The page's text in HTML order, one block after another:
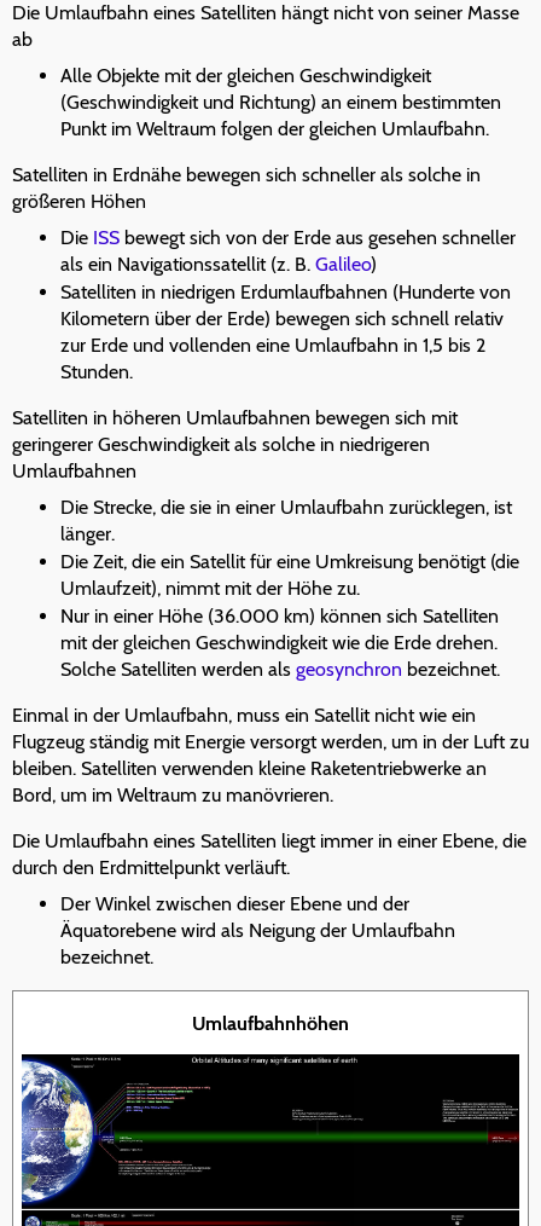
Die Umlaufbahn eines Satelliten hängt nicht von seiner Masse
ab
Alle Objekte mit der gleichen Geschwindigkeit
(Geschwindigkeit und Richtung) an einem bestimmten
Punkt im Weltraum folgen der gleichen Umlaufbahn.
Satelliten in Erdnähe bewegen sich schneller als solche in
größeren Höhen
Die ISS bewegt sich von der Erde aus gesehen schneller
als ein Navigationssatellit (z. B. Galileo)
Satelliten in niedrigen Erdumlaufbahnen (Hunderte von
Kilometern über der Erde) bewegen sich schnell relativ
zur Erde und vollenden eine Umlaufbahn in 1,5 bis 2
Stunden.
Satelliten in höheren Umlaufbahnen bewegen sich mit
geringerer Geschwindigkeit als solche in niedrigeren
Umlaufbahnen
Die Strecke, die sie in einer Umlaufbahn zurücklegen, ist
länger.
Die Zeit, die ein Satellit für eine Umkreisung benötigt (die
Umlaufzeit), nimmt mit der Höhe zu.
Nur in einer Höhe (36.000 km) können sich Satelliten
mit der gleichen Geschwindigkeit wie die Erde drehen.
Solche Satelliten werden als geosynchron bezeichnet.
Einmal in der Umlaufbahn, muss ein Satellit nicht wie ein
Flugzeug ständig mit Energie versorgt werden, um in der Luft zu
bleiben. Satelliten verwenden kleine Raketentriebwerke an
Bord, um im Weltraum zu manövrieren.
Die Umlaufbahn eines Satelliten liegt immer in einer Ebene, die
durch den Erdmittelpunkt verläuft.
Der Winkel zwischen dieser Ebene und der
Äquatorebene wird als Neigung der Umlaufbahn
bezeichnet.
Umlaufbahnhöhen